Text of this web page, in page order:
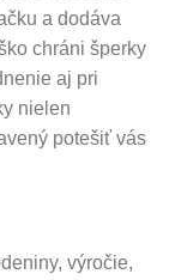
a dodáva
chráni šperky
aj pri
nielen
potešiť vás
výročie,